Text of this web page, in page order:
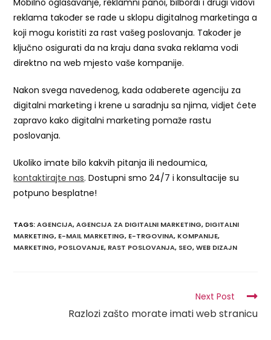
Mobilno oglašavanje, reklamni panoi, bilbordi i drugi vidovi
reklama također se rade u sklopu digitalnog marketinga a
koji mogu koristiti za rast vašeg poslovanja. Također je
ključno osigurati da na kraju dana svaka reklama vodi
direktno na web mjesto vaše kompanije.
Nakon svega navedenog, kada odaberete agenciju za
digitalni marketing i krene u saradnju sa njima, vidjet ćete
zapravo kako digitalni marketing pomaže rastu
poslovanja.
Ukoliko imate bilo kakvih pitanja ili nedoumica,
kontaktirajte nas. Dostupni smo 24/7 i konsultacije su
potpuno besplatne!
TAGS:AGENCIJA, AGENCIJA ZA DIGITALNI MARKETING, DIGITALNI
MARKETING, E-MAIL MARKETING, E-TRGOVINA, KOMPANIJE,
MARKETING, POSLOVANJE, RAST POSLOVANJA, SEO, WEB DIZAJN
Next Post
Razlozi zašto morate imati web stranicu